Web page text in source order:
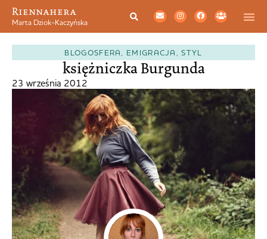
Riennahera
Marta Dziok-Kaczyńska
BLOGOSFERA EMIGRACJA ,STYL
księżniczka Burgunda
23 września 2012